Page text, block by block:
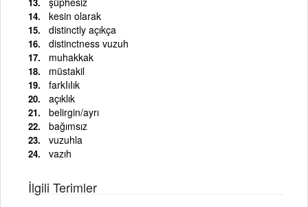
kesin olarak
distinctly açıkça
distinctness vuzuh
muhakkak
müstakil
farkIıIık
açıklık
belirgin/ayrı
bağımsız
vuzuhla
vazıh
İlgili Terimler